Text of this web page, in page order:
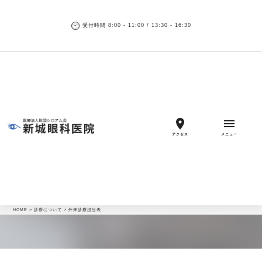
受付時間 8:00 - 11:00 / 13:30 - 16:30
location_on
アクセス
menu
メニュー
HOME >診療について >外来診療担当表